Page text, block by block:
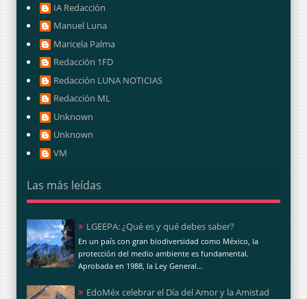
IA Redacción
Manuel Luna
Maricela Palma
Redacción 1FD
Redacción LUNA NOTICIAS
Redacción ML
Unknown
Unknown
VM
Las más leídas
LGEEPA: ¿Qué es y qué debes saber?
En un país con gran biodiversidad como México, la
protección del medio ambiente es fundamental.
Aprobada en 1988, la Ley General...
EdoMéx celebrar el Día del Amor y la Amistad